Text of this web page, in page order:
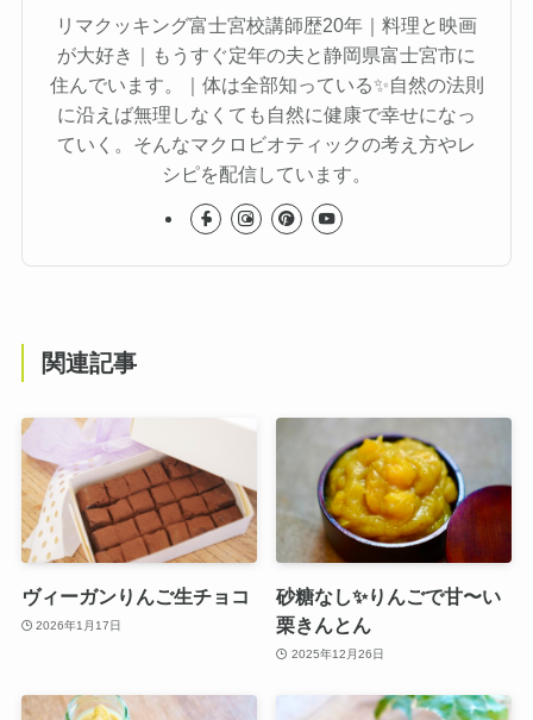
リマクッキング富士宮校講師歴20年｜料理と映画
が大好き｜もうすぐ定年の夫と静岡県富士宮市に
住んでいます。｜体は全部知っている✨自然の法則
に沿えば無理しなくても自然に健康で幸せになっ
ていく。そんなマクロビオティックの考え方やレ
シピを配信しています。
関連記事
ヴィーガンりんご生チョコ
2026年1月17日
砂糖なし✨りんごで甘〜い
栗きんとん
2025年12月26日